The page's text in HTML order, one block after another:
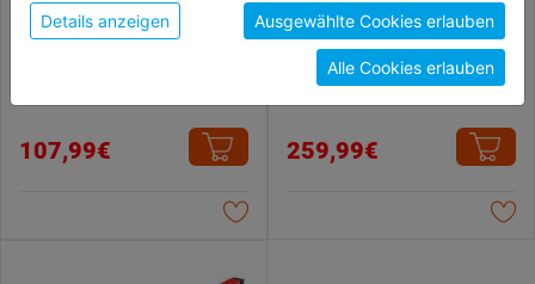
107,99€
elektr.Neigungs-Wasserwaage
259,99€
anzeigen" findest du alle Infos zu den
unterschiedlichen Cookies, unter "Cookies
Konfigurieren" kannst du auswählen, welche Cookies
du zulassen möchtest und welche nicht.
Weitere Informationen findest du in unserer
Datenschutzerklärung.
Details anzeigen Ausgewählte Cookies erlauben
Alle Cookies erlauben